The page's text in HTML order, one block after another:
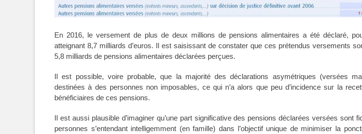
En 2016, le versement de plus de deux millions de pensions alimentaires a été déclaré,
atteignant 8,7 milliards d’euros. Il est saisissant de constater que ces prétendus versements
5,8 milliards de pensions alimentaires déclarées perçues.
Il est possible, voire probable, que la majorité des déclarations asymétriques (versées
destinées à des personnes non imposables, ce qui n’a alors que peu d’incidence sur la
bénéficiaires de ces pensions.
Il est aussi plausible d’imaginer qu’une part significative des pensions déclarées versées sont
personnes s’entendant intelligemment (en famille) dans l’objectif unique de minimiser la